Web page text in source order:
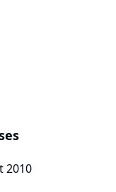
2010